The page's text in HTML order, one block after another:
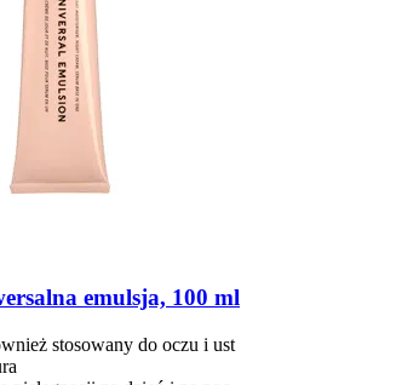
emulsja, 100 ml
stosowany do oczu i ust